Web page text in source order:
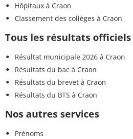
Hôpitaux à Craon
Classement des collèges à Craon
Tous les résultats officiels
Résultat municipale 2026 à Craon
Résultats du bac à Craon
Résultats du brevet à Craon
Résultats du BTS à Craon
Nos autres services
Prénoms